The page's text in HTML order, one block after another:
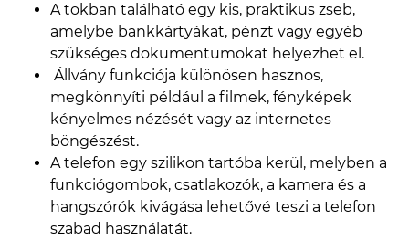
A tokban található egy kis, praktikus zseb,
amelybe bankkártyákat, pénzt vagy egyéb
szükséges dokumentumokat helyezhet el.
Állvány funkciója különösen hasznos,
megkönnyíti például a filmek, fényképek
kényelmes nézését vagy az internetes
böngészést.
A telefon egy szilikon tartóba kerül, melyben a
funkciógombok, csatlakozók, a kamera és a
hangszórók kivágása lehetővé teszi a telefon
szabad használatát.